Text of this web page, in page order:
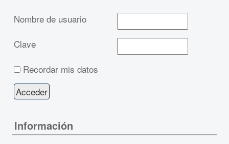
Nombre de usuario
Clave
Recordar mis datos
Información